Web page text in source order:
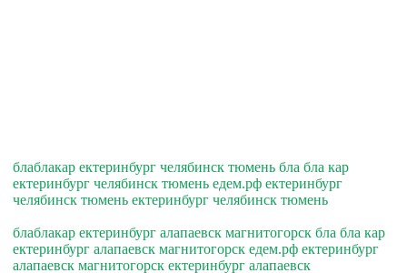
блаблакар ектеринбург челябинск тюмень бла бла кар
ектеринбург челябинск тюмень едем.рф ектеринбург
челябинск тюмень ектеринбург челябинск тюмень
блаблакар ектеринбург алапаевск магнитогорск бла бла кар
ектеринбург алапаевск магнитогорск едем.рф ектеринбург
алапаевск магнитогорск ектеринбург алапаевск